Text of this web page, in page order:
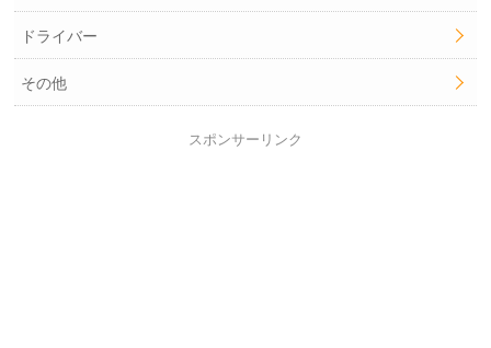
ドライバー
その他
スポンサーリンク